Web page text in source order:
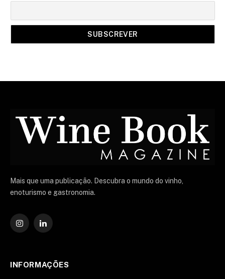
Mais que uma publicação. Descubra o mundo do vinho,
enoturismo e gastronomia.
Instagram
O
INFORMAÇÕES